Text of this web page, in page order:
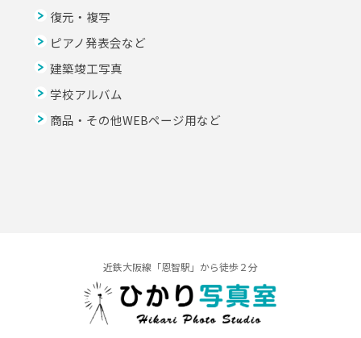
復元・複写
ピアノ発表会など
建築竣工写真
学校アルバム
商品・その他WEBページ用など
近鉄大阪線「恩智駅」から徒歩２分